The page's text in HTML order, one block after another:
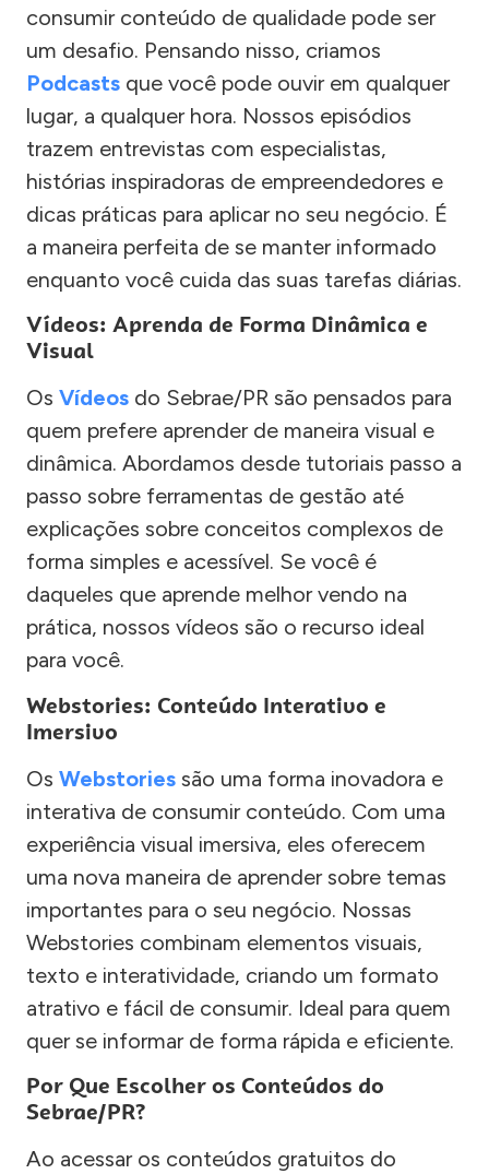
consumir conteúdo de qualidade pode ser
um desafio. Pensando nisso, criamos
Podcasts que você pode ouvir em qualquer
lugar, a qualquer hora. Nossos episódios
trazem entrevistas com especialistas,
histórias inspiradoras de empreendedores e
dicas práticas para aplicar no seu negócio. É
a maneira perfeita de se manter informado
enquanto você cuida das suas tarefas diárias.
Vídeos: Aprenda de Forma Dinâmica e
Visual
Os Vídeos do Sebrae/PR são pensados para
quem prefere aprender de maneira visual e
dinâmica. Abordamos desde tutoriais passo a
passo sobre ferramentas de gestão até
explicações sobre conceitos complexos de
forma simples e acessível. Se você é
daqueles que aprende melhor vendo na
prática, nossos vídeos são o recurso ideal
para você.
Webstories: Conteúdo Interativo e
Imersivo
Os Webstories são uma forma inovadora e
interativa de consumir conteúdo. Com uma
experiência visual imersiva, eles oferecem
uma nova maneira de aprender sobre temas
importantes para o seu negócio. Nossas
Webstories combinam elementos visuais,
texto e interatividade, criando um formato
atrativo e fácil de consumir. Ideal para quem
quer se informar de forma rápida e eficiente.
Por Que Escolher os Conteúdos do
Sebrae/PR?
Ao acessar os conteúdos gratuitos do